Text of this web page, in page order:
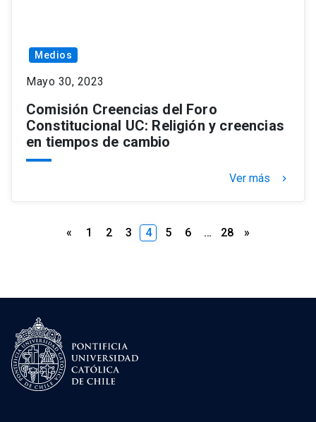
Medios
Mayo 30, 2023
Comisión Creencias del Foro
Constitucional UC: Religión y creencias
en tiempos de cambio
Ver más keyboard_arrow_right
Paginación
« 1 2 3 4 5 6 … 28 »